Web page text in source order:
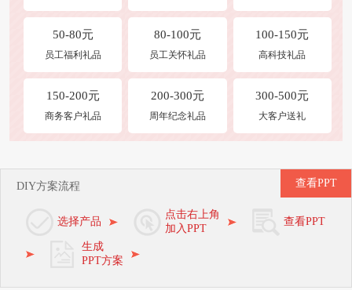
50-80元
员工福利礼品
80-100元
员工关怀礼品
100-150元
高科技礼品
150-200元
商务客户礼品
200-300元
周年纪念礼品
300-500元
大客户送礼
DIY方案流程
选择产品
点击右上角
加入PPT
查看PPT
生成
PPT方案
查看PPT